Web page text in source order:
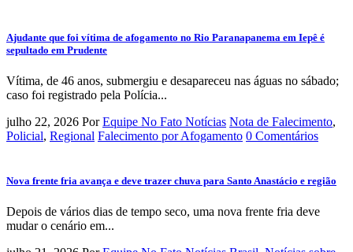
Ajudante que foi vítima de afogamento no Rio Paranapanema em Iepê é
sepultado em Prudente
Vítima, de 46 anos, submergiu e desapareceu nas águas no sábado;
caso foi registrado pela Polícia...
julho 22, 2026 Por Equipe No Fato Notícias Nota de Falecimento,
Policial, Regional Falecimento por Afogamento 0 Comentários
Nova frente fria avança e deve trazer chuva para Santo Anastácio e região
Depois de vários dias de tempo seco, uma nova frente fria deve
mudar o cenário em...